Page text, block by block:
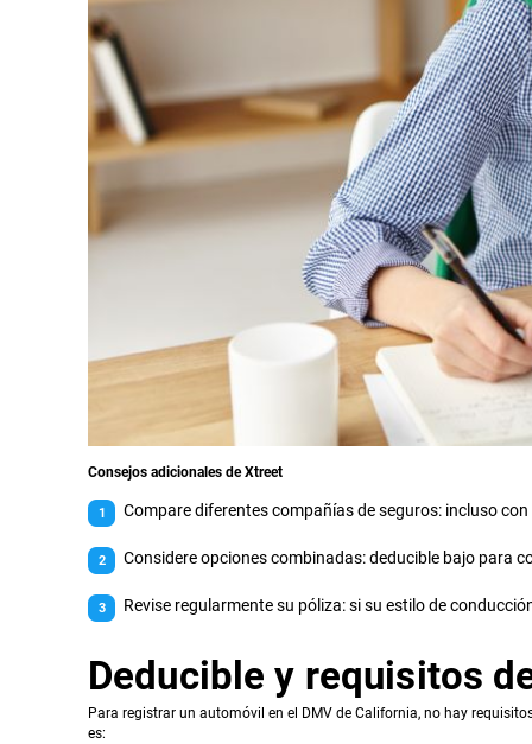
Consejos adicionales de Xtreet
Compare diferentes compañías de seguros: incluso
Considere opciones combinadas: deducible bajo para
Revise regularmente su póliza: si su estilo de
Deducible y requisitos
Para registrar un automóvil en el DMV de California, no hay
es: